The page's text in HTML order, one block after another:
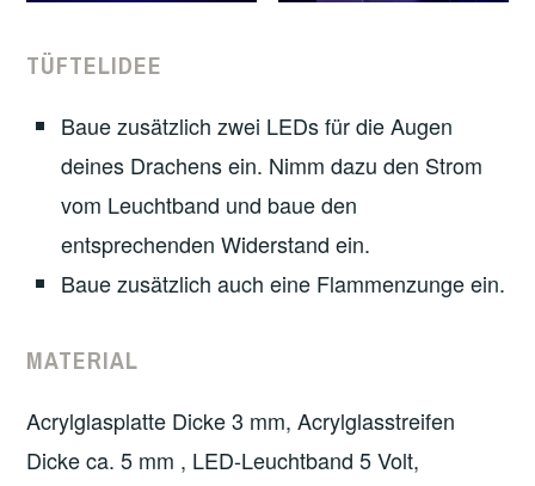
TÜFTELIDEE
Baue zusätzlich zwei LEDs für die Augen
deines Drachens ein. Nimm dazu den Strom
vom Leuchtband und baue den
entsprechenden Widerstand ein.
Baue zusätzlich auch eine Flammenzunge ein.
MATERIAL
Acrylglasplatte Dicke 3 mm, Acrylglasstreifen
Dicke ca. 5 mm , LED-Leuchtband 5 Volt,